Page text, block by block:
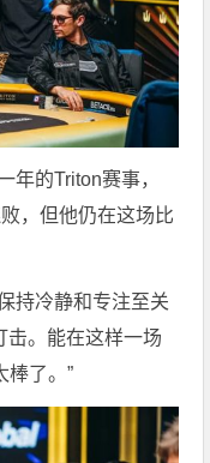
年的Triton赛事，
，但他仍在这场比
持冷静和专注至关
击。能在这样一场
棒了。”